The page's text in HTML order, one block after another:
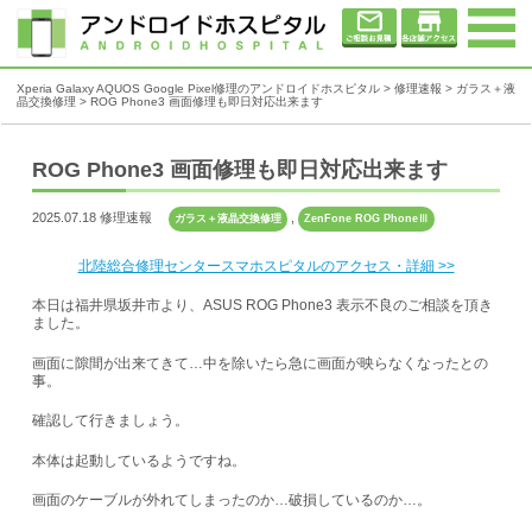
Xperia Galaxy AQUOS Google Pixel修理のアンドロイドホスピタル > 修理速報 > ガラス＋液
晶交換修理 > ROG Phone3 画面修理も即日対応出来ます
ROG Phone3 画面修理も即日対応出来ます
2025.07.18 修理速報 ガラス＋液晶交換修理 , ZenFone ROG PhoneⅢ
北陸総合修理センタースマホスピタルのアクセス・詳細 >>
本日は福井県坂井市より、ASUS ROG Phone3 表示不良のご相談を頂き
ました。
画面に隙間が出来てきて…中を除いたら急に画面が映らなくなったとの
事。
確認して行きましょう。
本体は起動しているようですね。
画面のケーブルが外れてしまったのか…破損しているのか…。